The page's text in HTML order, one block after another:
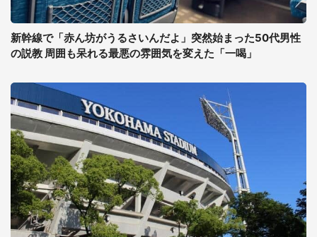
新幹線で「赤ん坊がうるさいんだよ」突然始まった50代男性
の説教 周囲も呆れる最悪の雰囲気を変えた「一喝」